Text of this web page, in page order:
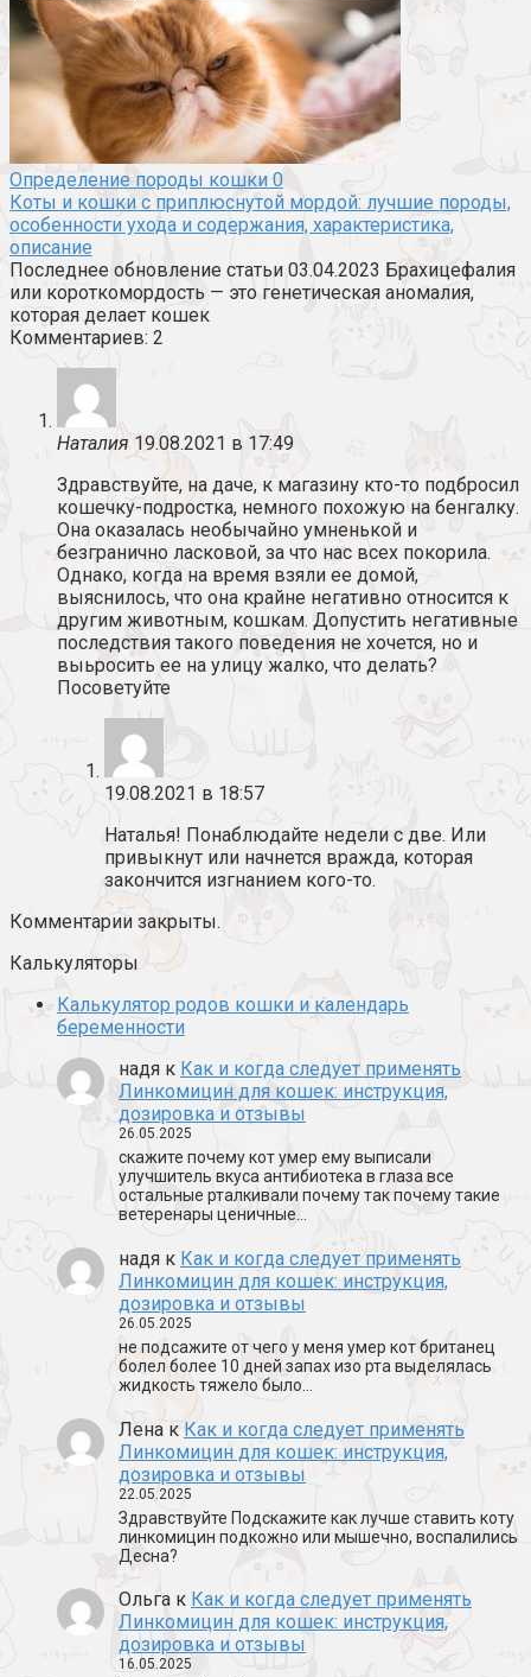
Определение породы кошки 0
Коты и кошки с приплюснутой мордой: лучшие породы,
особенности ухода и содержания, характеристика,
описание
Последнее обновление статьи 03.04.2023 Брахицефалия
или короткомордость — это генетическая аномалия,
которая делает кошек
Комментариев: 2
Наталия 19.08.2021 в 17:49
Здравствуйте, на даче, к магазину кто-то подбросил
кошечку-подростка, немного похожую на бенгалку.
Она оказалась необычайно умненькой и
безгранично ласковой, за что нас всех покорила.
Однако, когда на время взяли ее домой,
выяснилось, что она крайне негативно относится к
другим животным, кошкам. Допустить негативные
последствия такого поведения не хочется, но и
выьросить ее на улицу жалко, что делать?
Посоветуйте
19.08.2021 в 18:57
Наталья! Понаблюдайте недели с две. Или
привыкнут или начнется вражда, которая
закончится изгнанием кого-то.
Комментарии закрыты.
Калькуляторы
Калькулятор родов кошки и календарь
беременности
надя к Как и когда следует применять
Линкомицин для кошек: инструкция,
дозировка и отзывы
26.05.2025
скажите почему кот умер ему выписали
улучшитель вкуса антибиотека в глаза все
остальные рталкивали почему так почему такие
ветеренары ценичные…
надя к Как и когда следует применять
Линкомицин для кошек: инструкция,
дозировка и отзывы
26.05.2025
не подсажите от чего у меня умер кот британец
болел более 10 дней запах изо рта выделялась
жидкость тяжело было…
Лена к Как и когда следует применять
Линкомицин для кошек: инструкция,
дозировка и отзывы
22.05.2025
Здравствуйте Подскажите как лучше ставить коту
линкомицин подкожно или мышечно, воспалились
Десна?
Ольга к Как и когда следует применять
Линкомицин для кошек: инструкция,
дозировка и отзывы
16.05.2025